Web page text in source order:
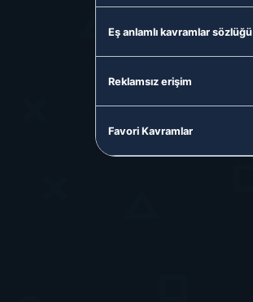
Eş anlamlı kavramlar sözlüğü
Reklamsız erişim
Favori Kavramlar